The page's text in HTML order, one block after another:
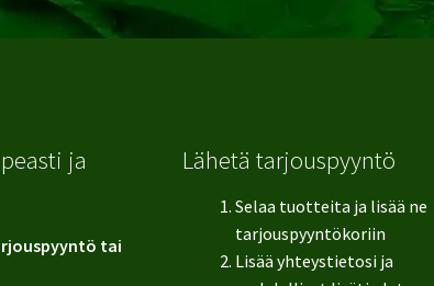
ja
tai
Lähetä tarjouspyyntö
Selaa tuotteita ja lisää ne
tarjouspyyntökoriin
Lisää yhteystietosi ja